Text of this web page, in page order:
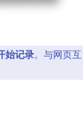
始记录。与网页互